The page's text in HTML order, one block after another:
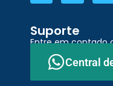
Suporte
Entre em contado
Central